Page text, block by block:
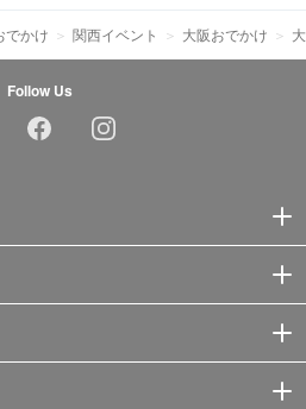
でかけ 関西イベント 大阪おでかけ
Follow Us